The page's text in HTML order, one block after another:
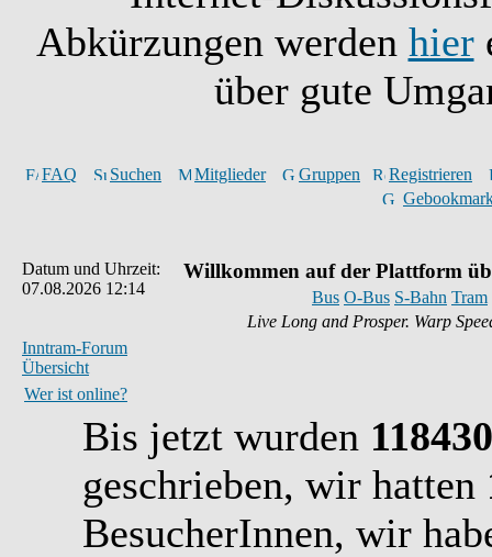
Abkürzungen werden hier
über gute
FAQ Suchen Mitglieder Gruppen
Registrieren
Datum und Uhrzeit:
07.08.2026 12:14
Inntram-Forum
Übersicht
Willkommen auf der Plattform
Bus O-Bus S-Bahn Tram
Live Long and Prosper. Warp
Wer ist online?
Bis jetzt wurden 118430
geschrieben, wir hatten
BesucherInnen, wir